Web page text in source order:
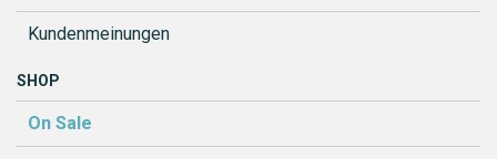
Kundenmeinungen
SHOP
On Sale